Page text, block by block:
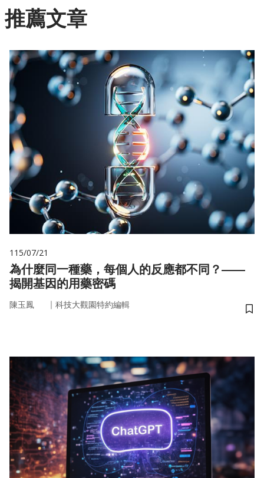
推薦文章
115/07/21
為什麼同一種藥，每個人的反應都不同？——
揭開基因的用藥密碼
陳玉鳳 ｜ 科技大觀園特約編輯
儲